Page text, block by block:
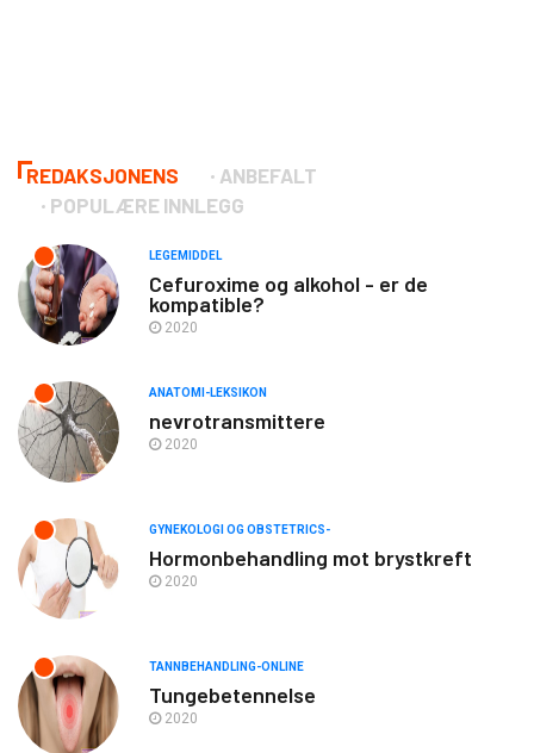
REDAKSJONENS
ANBEFALT
POPULÆRE INNLEGG
LEGEMIDDEL
Cefuroxime og alkohol - er de
kompatible?
2020
ANATOMI-LEKSIKON
nevrotransmittere
2020
GYNEKOLOGI OG OBSTETRICS-
Hormonbehandling mot brystkreft
2020
TANNBEHANDLING-ONLINE
Tungebetennelse
2020